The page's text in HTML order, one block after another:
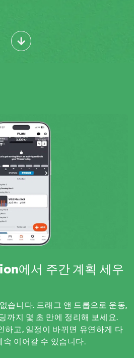
에서 주간 계획 세우
습니다. 드래그 앤 드롭으로 운동,
까지 몇 초 만에 정리해 보세요.
하고, 일정이 바뀌면 유연하게 다
이어갈 수 있습니다.